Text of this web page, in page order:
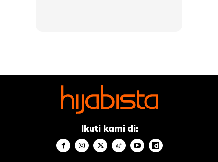
bidang undang-undang itu memang kekuatan Tina. Malah
langkah Tina untuk menyertai Ratu Hijabista juga
mendapat sokongan yang padu daripada kedua ibu bapa
Anda mungkin berminat dengan
Ikuti kami di: